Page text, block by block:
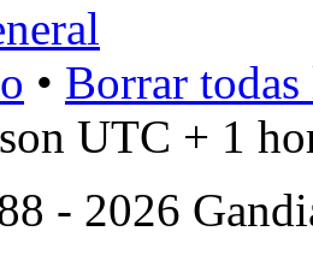
• Borrar
UTC + 1
- 2026